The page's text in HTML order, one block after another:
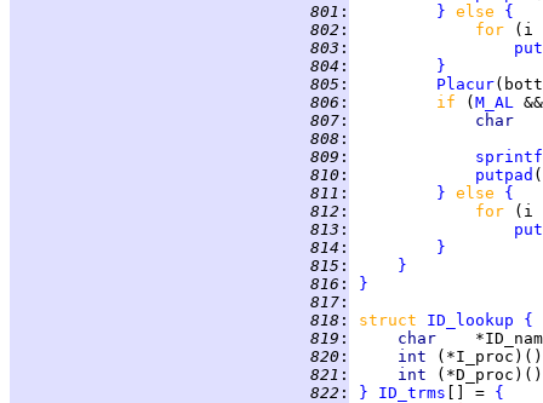
801 : } else {
802 : for
(i
803 :
804 :
}
805 : Placur
806 : if ( M_AL
807 :
808 :
809 :
sprintf
810 : putpad
811 : } else {
812 : for
(i
813 :
814 :
}
815 :
}
816 :
}
817 :
818 : struct ID_lookup
{
819 :
char
820 : int
821 : int
822 : } ID_trms [] = {